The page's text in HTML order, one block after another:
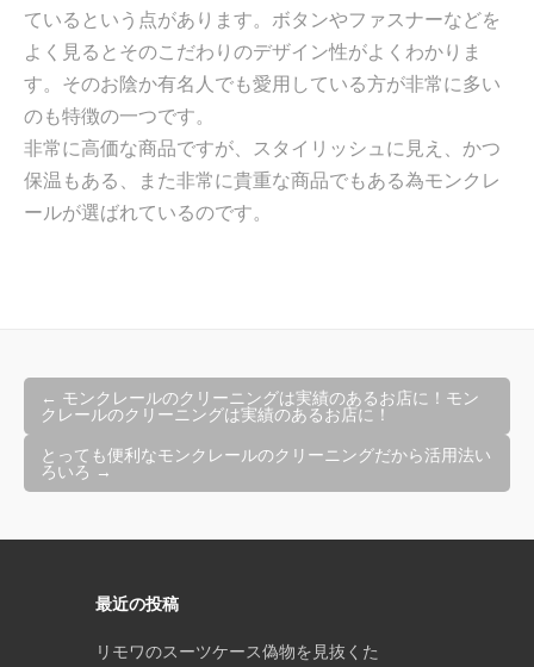
ているという点があります。ボタンやファスナーなどを
よく見るとそのこだわりのデザイン性がよくわかりま
す。そのお陰か有名人でも愛用している方が非常に多い
のも特徴の一つです。
非常に高価な商品ですが、スタイリッシュに見え、かつ
保温もある、また非常に貴重な商品でもある為モンクレ
ールが選ばれているのです。
投
稿
ナ
ビ
ゲ
ー
← モンクレールのクリーニングは実績のあるお店に！モン
クレールのクリーニングは実績のあるお店に！
とっても便利なモンクレールのクリーニングだから活用法い
ろいろ →
最近の投稿
リモワのスーツケース偽物を見抜くた